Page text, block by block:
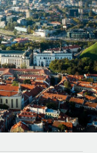
Abläufe
Team
Teams zu
und